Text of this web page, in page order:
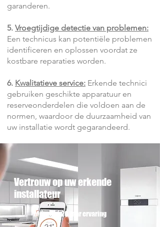
garanderen.
5. Vroegtijdige detectie van problemen:
Een technicus kan potentiële problemen
identificeren en oplossen voordat ze
kostbare reparaties worden.
6. Kwalitatieve service: Erkende technici
gebruiken geschikte apparatuur en
reserveonderdelen die voldoen aan de
normen, waardoor de duurzaamheid van
uw installatie wordt gegarandeerd.
Vertrouw op uw erkende
installateur
Meer dan 20 jaar ervaring